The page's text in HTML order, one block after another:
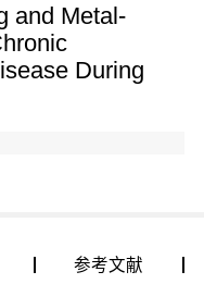
and Metal-
During
参考文献